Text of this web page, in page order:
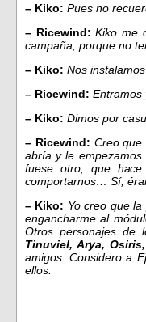
– Kiko: Pues no
– Ricewind: Kiko me
campaña, porque no
– Kiko: Nos
– Ricewind: Entramos
– Kiko: Dimos por
– Ricewind: Creo que
abría y le
fuese otro, que
comportarnos… Sí,
– Kiko: Yo creo que
engancharme al
Otros personajes de
Tinuviel, Arya,
amigos. Considero a
ellos.